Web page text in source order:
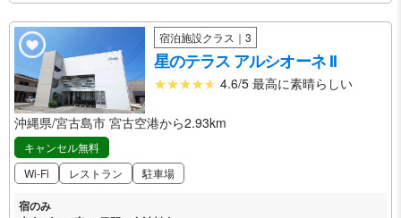
宿泊施設クラス｜3
星のテラス アルシオーネ II
4.6/5 最高に素晴らしい
沖縄県/宮古島市 宮古空港から2.93km
キャンセル無料
Wi-Fi
レストラン 駐車場
宿のみ